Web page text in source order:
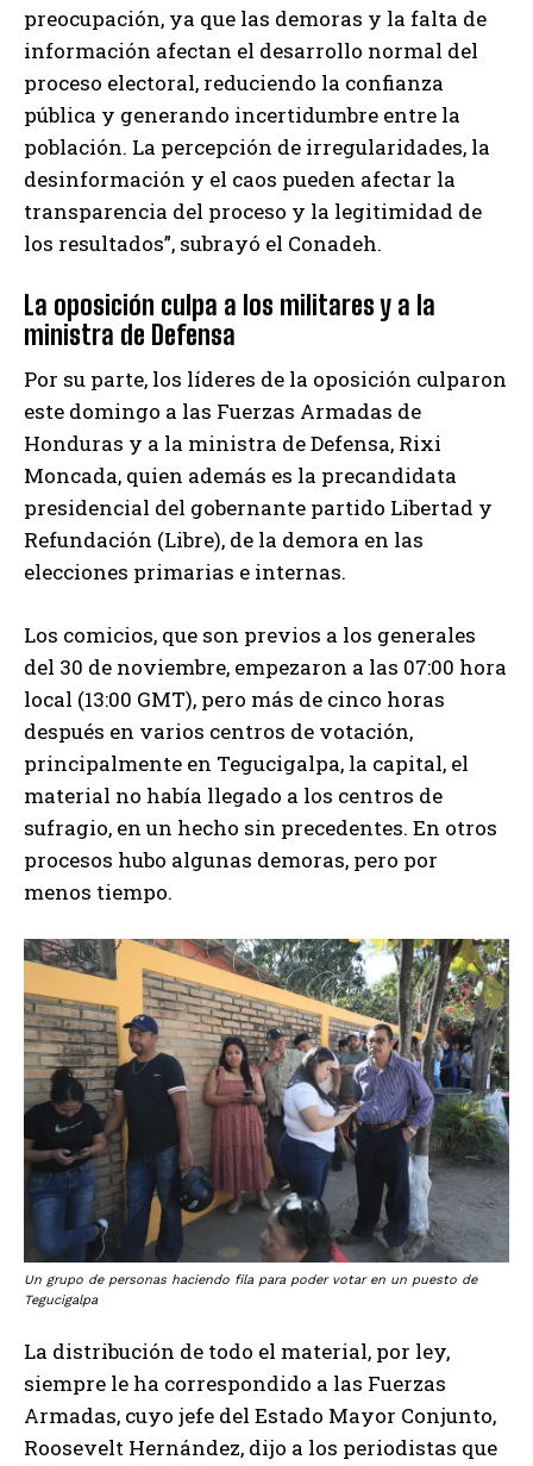
preocupación, ya que las demoras y la falta de
información afectan el desarrollo normal del
proceso electoral, reduciendo la confianza
pública y generando incertidumbre entre la
población. La percepción de irregularidades, la
desinformación y el caos pueden afectar la
transparencia del proceso y la legitimidad de
los resultados”, subrayó el Conadeh.
La oposición culpa a los militares y a la
ministra de Defensa
Por su parte, los líderes de la oposición culparon
este domingo a las Fuerzas Armadas de
Honduras y a la ministra de Defensa, Rixi
Moncada, quien además es la precandidata
presidencial del gobernante partido Libertad y
Refundación (Libre), de la demora en las
elecciones primarias e internas.
Los comicios, que son previos a los generales
del 30 de noviembre, empezaron a las 07:00 hora
local (13:00 GMT), pero más de cinco horas
después en varios centros de votación,
principalmente en Tegucigalpa, la capital, el
material no había llegado a los centros de
sufragio, en un hecho sin precedentes. En otros
procesos hubo algunas demoras, pero por
menos tiempo.
Un grupo de personas haciendo fila para poder votar en un puesto de
Tegucigalpa
La distribución de todo el material, por ley,
siempre le ha correspondido a las Fuerzas
Armadas, cuyo jefe del Estado Mayor Conjunto,
Roosevelt Hernández, dijo a los periodistas que